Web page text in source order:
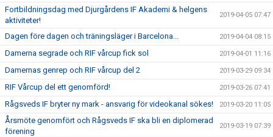
Fortbildningsdag med Djurgårdens IF Akademi & helgens
aktiviteter!
2019-04-05 07:47
Dagen före dagen och träningsläger i Barcelona... 2019-04-04 08:15
Damerna segrade och RIF vårcup fick sol 2019-04-01 11:16
Damernas genrep och RIF vårcup del 2 2019-03-29 09:34
RIF Vårcup del ett genomförd! 2019-03-26 07:41
Rågsveds IF bryter ny mark - ansvarig för videokanal sökes! 2019-03-20 11:05
Årsmöte genomfört och Rågsveds IF ska bli en diplomerad
förening
2019-03-19 07:39